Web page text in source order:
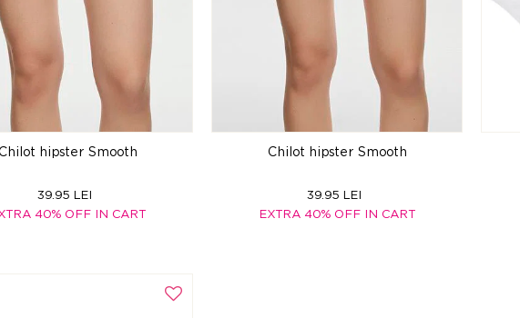
hipster Smooth
39.95 LEI
40% OFF IN CART
Chilot hipster Smooth
39.95 LEI
EXTRA 40% OFF IN CART